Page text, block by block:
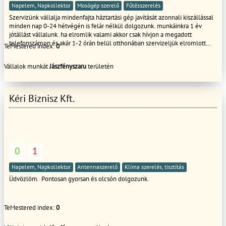
Napelem, Napkollektor Mosógép szerelő Fűtésszerelés
Szervizünk vállalja mindenfajta háztartási gép javítását azonnali kiszállással
minden nap 0-24 hétvégén is felár nélkül dolgozunk. munkáinkra 1 év
jótállást vállalunk. ha elromlik valami akkor csak hívjon a megadott
telefonszámon és akár 1-2 órán belül otthonában szervizeljük elromlott
kérdése van hívjon
TeMestered index:0
Vállalok munkátJászfényszaruterületén
Kéri Biznisz Kft.
0 1
Napelem, Napkollektor Antennaszerelő Klíma szerelés, tisztítás
Üdvözlöm. Pontosan gyorsan és olcsón dolgozunk.
TeMestered index:0